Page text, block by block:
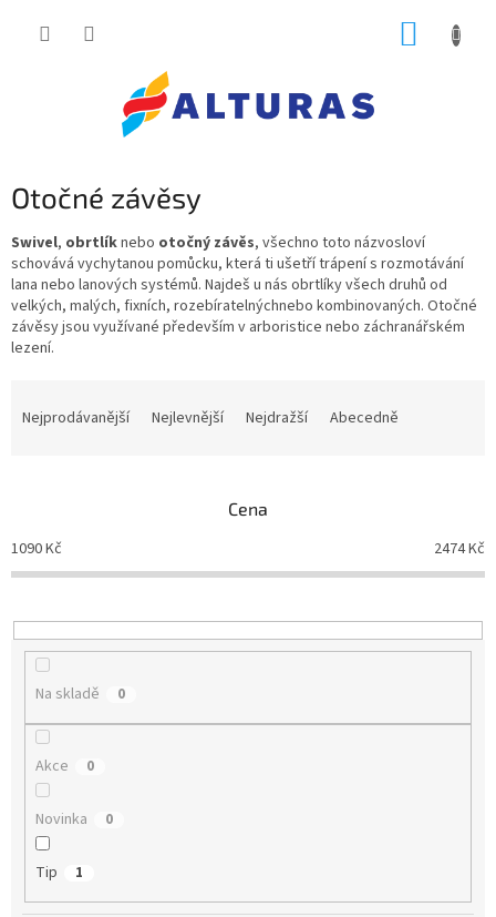
Otočné závěsy
Swivel, obrtlíknebo otočný závěs, všechno toto názvosloví
schovává vychytanou pomůcku, která ti ušetří trápení s rozmotávání
lana nebo lanových systémů. Najdeš u nás obrtlíky všech druhů od
velkých, malých, fixních, rozebíratelnýchnebo kombinovaných. Otočné
závěsy jsou využívané především v arboristice nebo záchranářském
lezení.
p
r
o
u
Nejprodávanější Nejlevnější Nejdražší Abecedně
Cena
1090Kč 2474Kč
Na skladě 0
Akce 0
Novinka 0
Tip 1